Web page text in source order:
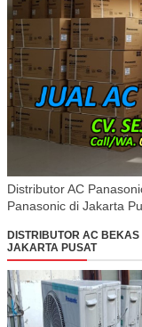
Distributor AC
Panasonic di Jakarta
DISTRIBUTOR AC
JAKARTA PUSAT